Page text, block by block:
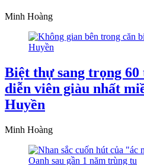
Minh Hoàng
Biệt thự sang trọng
diễn viên giàu nhất
Huyền
Minh Hoàng